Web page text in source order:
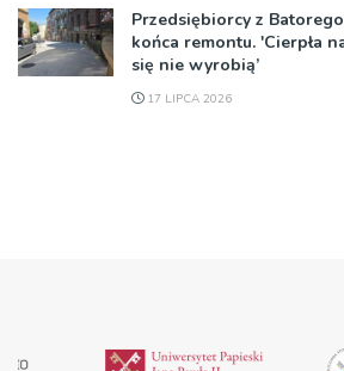
Przedsiębiorcy z
końca remontu. 'Cierpła
się nie wyrobią’
17 LIPCA 2026